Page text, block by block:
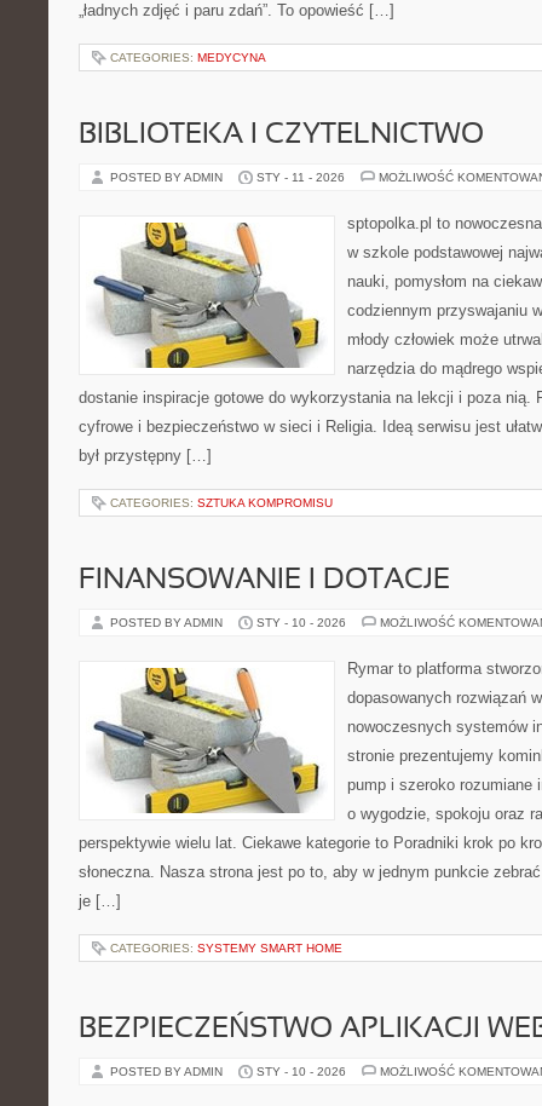
„ładnych zdjęć i paru zdań”. To opowieść […]
CATEGORIES: MEDYCYNA
BIBLIOTEKA I CZYTELNICTWO
POSTED BY ADMIN STY - 11 - 2026 MOŻLIWOŚĆ
sptopolka.pl to
w szkole podstawowej
nauki, pomysłom na
codziennym przyswajaniu
młody człowiek może
narzędzia do mądrego
dostanie inspiracje gotowe do wykorzystania na lekcji i poza nią.
cyfrowe i bezpieczeństwo w sieci i Religia. Ideą serwisu jest
był przystępny […]
CATEGORIES: SZTUKA KOMPROMISU
FINANSOWANIE I DOTACJE
POSTED BY ADMIN STY - 10 - 2026 MOŻLIWOŚĆ
Rymar to platforma
dopasowanych rozwiązań
nowoczesnych systemów
stronie prezentujemy
pump i szeroko rozumiane
o wygodzie, spokoju oraz
perspektywie wielu lat. Ciekawe kategorie to Poradniki krok po
słoneczna. Nasza strona jest po to, aby w jednym punkcie
je […]
CATEGORIES: SYSTEMY SMART HOME
BEZPIECZEŃSTWO APLIKACJI
POSTED BY ADMIN STY - 10 - 2026 MOŻLIWOŚĆ